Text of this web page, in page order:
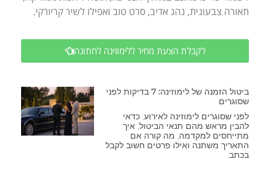
תאורה צבעונית, נהג אדיב, סרט טוב ואפילו לשיר קריורקי.
לקבלת הצעת מחיר ללימוזינה לחתונה
ביטול הזמנה של לימוזינה: 7 בדיקות לפני
שסוגרים
לפני שסוגרים לימוזינה לאירוע, כדאי
להבין מראש מהם תנאי הביטול, איך
מתייחסים למקדמה, מה קורה אם
התאריך משתנה ואילו פרטים חשוב לקבל
בכתב.